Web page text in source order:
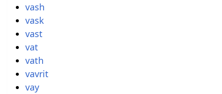
vash
vask
vast
vat
vath
vavrit
vay